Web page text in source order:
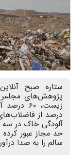
ستاره صبح
پژوهش‌های
درصد از
آلودگی خاک در سه
حد مجاز عبور
سالم را به صدا